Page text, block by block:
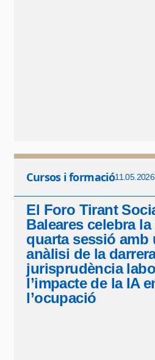
Cursos i formació11.05.2026
El Foro Tirant
Baleares celebra la
quarta sessió amb
anàlisi de la
jurisprudència
l’impacte de la IA
l’ocupació